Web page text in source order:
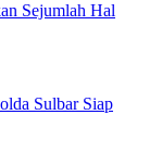
Sejumlah Hal
Sulbar Siap